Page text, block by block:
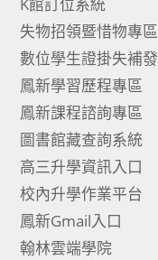
K館訂位系統
失物招領暨惜物專區
數位學生證掛失補發
鳳新學習歷程專區
鳳新課程諮詢專區
圖書館藏查詢系統
高三升學資訊入口
校內升學作業平台
鳳新Gmail入口
翰林雲端學院